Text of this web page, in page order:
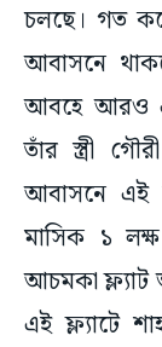
চলছে। গত
আবাসনে
আবহে আরও
তাঁর স্ত্রী
আবাসনে এই
মাসিক ১
আচমকা ফ্ল্যাট
এই ফ্ল্যাটে